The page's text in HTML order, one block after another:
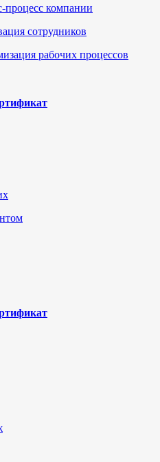
процесс компании
сотрудников
рабочих процессов